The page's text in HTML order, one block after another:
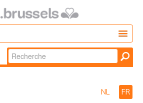
Chercher par
Recherche
NL FR